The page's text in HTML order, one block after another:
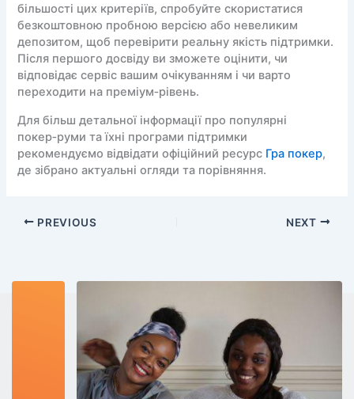
більшості цих критеріїв, спробуйте скористатися
безкоштовною пробною версією або невеликим
депозитом, щоб перевірити реальну якість підтримки.
Після першого досвіду ви зможете оцінити, чи
відповідає сервіс вашим очікуванням і чи варто
переходити на преміум‑рівень.
Для більш детальної інформації про популярні
покер‑руми та їхні програми підтримки
рекомендуємо відвідати офіційний ресурс Гра покер,
де зібрано актуальні огляди та порівняння.
PREVIOUS NEXT